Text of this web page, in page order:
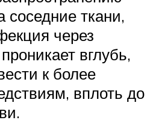
соседние ткани,
через
вглубь,
к более
вплоть до